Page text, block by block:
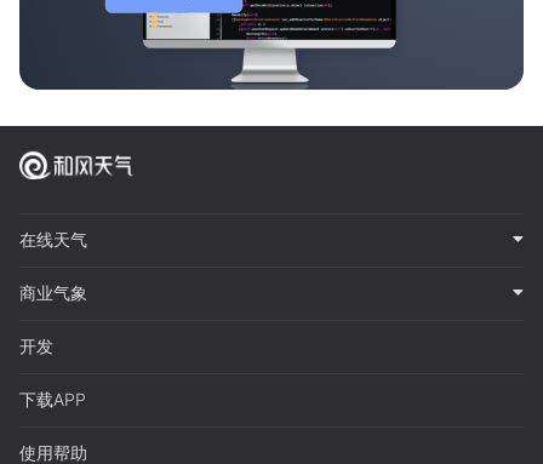
在线天气
商业气象
开发
下载APP
使用帮助